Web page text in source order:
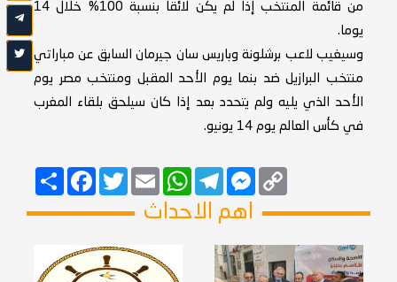
من قائمة المنتخب إذا لم يكن لائقا بنسبة 100% خلال 14
يوما.
وسيغيب لاعب برشلونة وباريس سان جيرمان السابق عن مباراتي
منتخب البرازيل ضد بنما يوم الأحد المقبل ومنتخب مصر يوم
الأحد الذي يليه ولم يتحدد بعد إذا كان سيلحق بلقاء المغرب
في كأس العالم يوم 14 يونيو.
انشر
FacebookTwitterEmail
WhatsAppTelegram
MessengerCopy
Link
اهم الاحداث